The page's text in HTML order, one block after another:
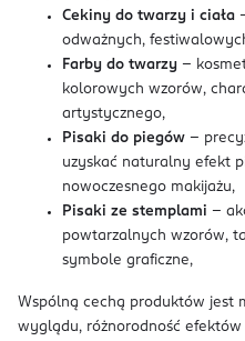
Cekiny do twarzy i ciała
odważnych,
Farby do twarzy –
kolorowych wzorów,
artystycznego,
Pisaki do piegów –
uzyskać naturalny efekt
nowoczesnego makijażu,
Pisaki ze stemplami –
powtarzalnych wzorów,
symbole graficzne,
Wspólną cechą produktów jest
wyglądu, różnorodność